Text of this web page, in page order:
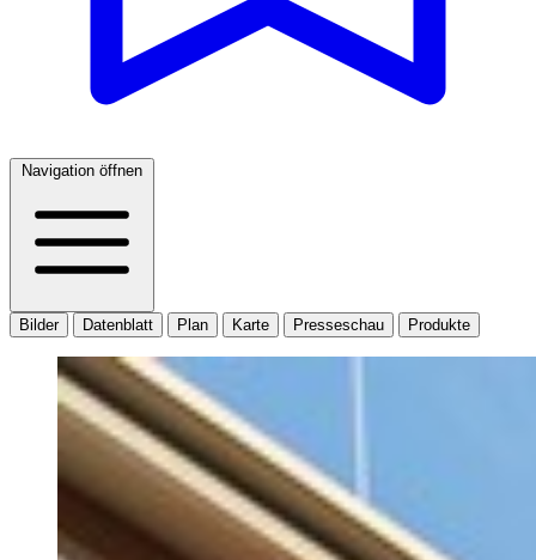
Navigation öffnen
Bilder Datenblatt Plan Karte Presseschau Produkte